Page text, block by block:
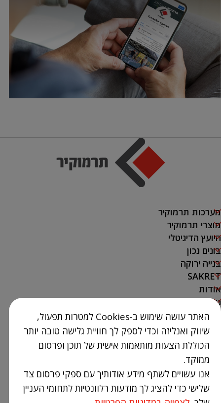
מערכות תרמוקיר
מוצרי תרמוקיר
היועץ הדיגיטלי
בונים נכון
בנייה ירוקה
SAKRET
אודות
נק' מכירה
צור קשר
03-9386300
info@Termokir.co.il
קיבוץ חורשים
האתר עושה שימוש ב-Cookies למטרות תפעול,
שיווק ואנליזה וכדי לספק לך חוויית גלישה טובה יותר
הכוללת הצעות מותאמות אישית של תוכן ופרסום
ממוקד.
אנו עשויים לשתף מידע אודותיך עם ספקי פרסום צד
שלישי כדי להציג לך מודעות רלוונטיות לתחומי העניין